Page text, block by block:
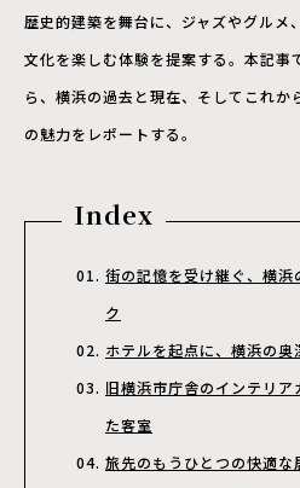
歴史的建築を舞台に、ジャズやグルメ
文化を楽しむ体験を提案する。本記事
ら、横浜の過去と現在、そしてこれか
の魅力をレポートする。
Index
街の記憶を受け継ぐ、横浜
ク
ホテルを起点に、横浜の奥
旧横浜市庁舎のインテリ
た客室
旅先のもうひとつの快適な